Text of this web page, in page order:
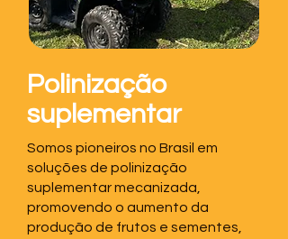
Polinização
suplementar
Somos pioneiros no Brasil em
soluções de polinização
suplementar mecanizada,
promovendo o aumento da
produção de frutos e sementes,